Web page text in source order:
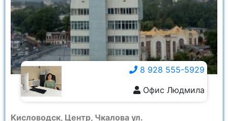
Кисловодск, Центр, Чкалова ул.
8 928 555-5929
Офис Людмила